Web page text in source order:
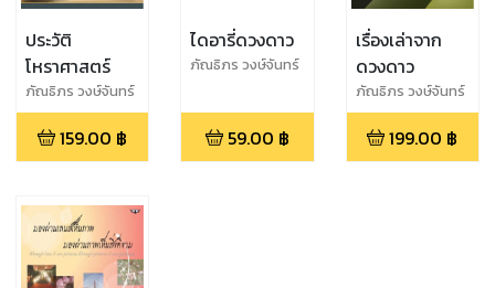
ประวัติ
โหราศาสตร์
ภัณธิภร วงษ์จันทร์
เพ็ญ
159.00 ฿
ไดอารี่ดวงดาว
ภัณธิภร วงษ์จันทร์
59.00 ฿
เรื่องเล่าจาก
ดวงดาว
ภัณธิภร วงษ์จันทร์
เพ็ญ
199.00 ฿